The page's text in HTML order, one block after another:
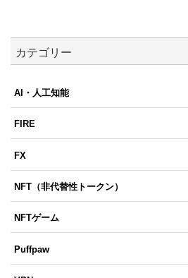
カテゴリー
AI・人工知能
FIRE
FX
NFT（非代替性トークン）
NFTゲーム
Puffpaw